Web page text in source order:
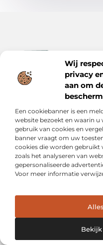
Wij
privacy
aan om
Een cookiebanner is een
website bezoekt en waarin
gebruik van cookies en
banner vraagt om uw
cookies die worden gebruikt
zoals het analyseren van
gepersonaliseerde
Voor meer informatie
Bekijk
Ontwerp je dagelijks
Ontdek praktische tips,
Bericht categorie
Onze informatie